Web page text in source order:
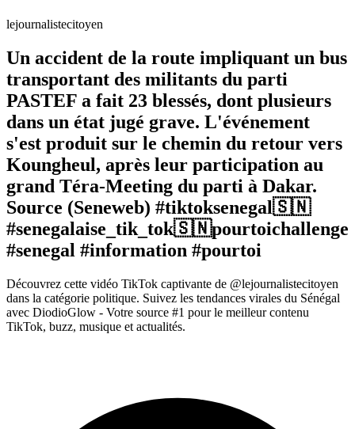
lejournalistecitoyen
Un accident de la route impliquant un bus
transportant des militants du parti
PASTEF a fait 23 blessés, dont plusieurs
dans un état jugé grave. L'événement
s'est produit sur le chemin du retour vers
Koungheul, après leur participation au
grand Téra-Meeting du parti à Dakar.
Source (Seneweb) #tiktoksenegal🇸🇳
#senegalaise_tik_tok🇸🇳pourtoichallenge
#senegal #information #pourtoi
Découvrez cette vidéo TikTok captivante de @lejournalistecitoyen
dans la catégorie politique. Suivez les tendances virales du Sénégal
avec DiodioGlow - Votre source #1 pour le meilleur contenu
TikTok, buzz, musique et actualités.